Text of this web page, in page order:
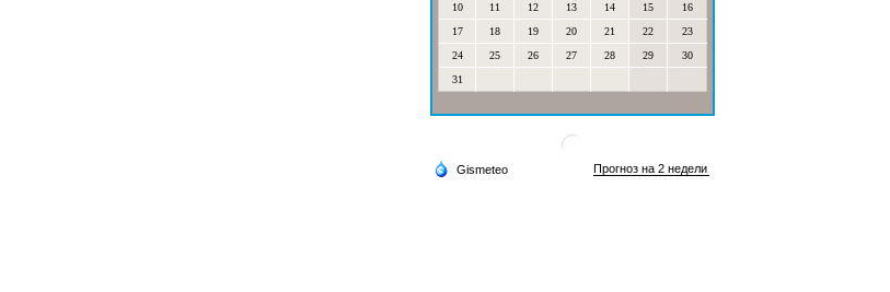
10
11 12 13 14 15
16
17
18 19 20 21 22
23
24
25 26 27 28 29
30
31